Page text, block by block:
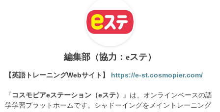
編集部（協力：eステ）
【英語トレーニングWebサイト】 https://e-st.cosmopier.com/
『 コスモピアeステーション（eステ）
』は、オンラインベースの語
学学習プラットホームです。シャドーイングをメイントレーニング